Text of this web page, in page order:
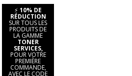
⚡ 10% DE
RÉDUCTION
SUR TOUS LES
PRODUITS DE
LA GAMME
TONER
SERVICES,
POUR VOTRE
PREMIÈRE
COMMANDE,
AVEC LE CODE